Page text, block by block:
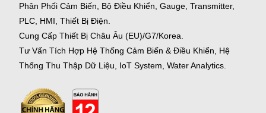
Phân Phối Cảm Biến, Bộ Điều Khiển, Gauge, Transmitter,
PLC, HMI, Thiết Bị Điện.
Cung Cấp Thiết Bị Châu Âu (EU)/G7/Korea.
Tư Vấn Tích Hợp Hệ Thống Cảm Biến & Điều Khiển, Hệ
Thống Thu Thập Dữ Liệu, IoT System, Water Analytics.